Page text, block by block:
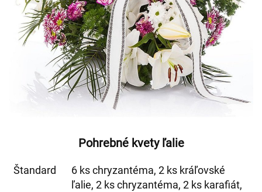
Pohrebné kvety ľalie
Štandard
6 ks chryzantéma, 2 ks kráľovské
ľalie, 2 ks chryzantéma, 2 ks karafiát,